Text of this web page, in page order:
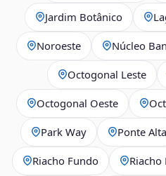
Jardim Botânico
Noroeste Núcleo
Octogonal Leste
Octogonal Oeste
Park Way Ponte Alta
Riacho Fundo